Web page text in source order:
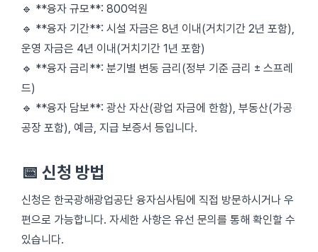
🔹 **융자 규모**: 800억원
🔹 **융자 기간**: 시설 자금은 8년 이내(거치기간 2년 포함),
운영 자금은 4년 이내(거치기간 1년 포함)
🔹 **융자 금리**: 분기별 변동 금리(정부 기준 금리 ± 스프레
드)
🔹 **융자 담보**: 광산 자산(광업 자금에 한함), 부동산(가공
공장 포함), 예금, 지급 보증서 등입니다.
📅 신청 방법
신청은 한국광해광업공단 융자심사팀에 직접 방문하시거나 우
편으로 가능합니다. 자세한 사항은 유선 문의를 통해 확인할 수
있습니다.